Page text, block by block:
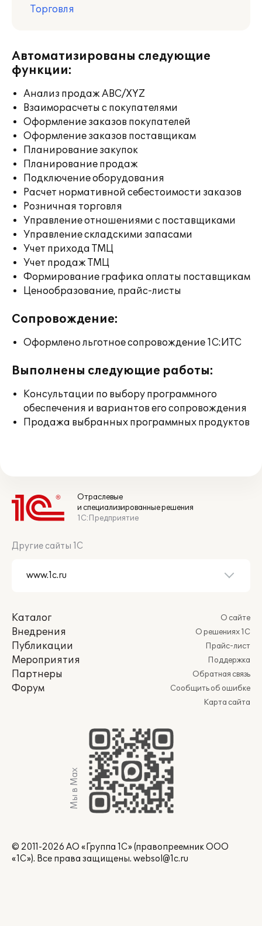
Торговля
Автоматизированы следующие
функции:
Анализ продаж ABC/XYZ
Взаиморасчеты с покупателями
Оформление заказов покупателей
Оформление заказов поставщикам
Планирование закупок
Планирование продаж
Подключение оборудования
Расчет нормативной себестоимости заказов
Розничная торговля
Управление отношениями с поставщиками
Управление складскими запасами
Учет прихода ТМЦ
Учет продаж ТМЦ
Формирование графика оплаты поставщикам
Ценообразование, прайс-листы
Сопровождение:
Оформлено льготное сопровождение 1С:ИТС
Выполнены следующие работы:
Консультации по выбору программного
обеспечения и вариантов его сопровождения
Продажа выбранных программных продуктов
Отраслевые
и специализированные решения
1С:Предприятие
Другие сайты 1С
Каталог
Внедрения
Публикации
Мероприятия
Партнеры
Форум
О сайте
О решениях 1С
Прайс-лист
Поддержка
Обратная связь
Сообщить об ошибке
Карта сайта
Мы в Max
© 2011-2026 АО «Группа 1С» (правопреемник ООО
«1С»). Все права защищены. websol@1c.ru